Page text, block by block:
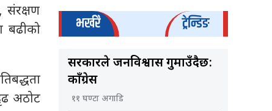
संरक्षण
बढीको
अठोट
भर्खरै ट्रेन्डिङ
सरकारले जनविश्वास गुमाउँदैछ:
काँग्रेस
११ घण्टा अगाडि